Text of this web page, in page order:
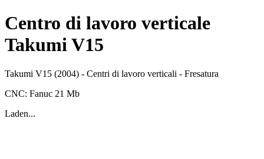
Centro di lavoro verticale
Takumi V15
Takumi V15 (2004) - Centri di lavoro verticali - Fresatura
CNC: Fanuc 21 Mb
Laden...